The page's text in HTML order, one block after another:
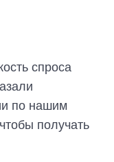
спроса
по нашим
получать